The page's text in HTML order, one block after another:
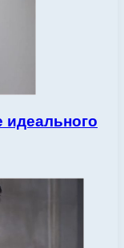
идеального